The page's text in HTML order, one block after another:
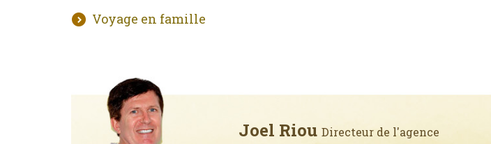
Voyage en famille
Joel Riou Directeur de l'agence